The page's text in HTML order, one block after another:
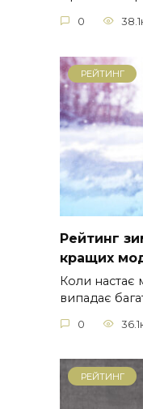
0
РЕЙТИНГ
Рейтинг
кращих
Коли настає
випадає
0
РЕЙТИНГ